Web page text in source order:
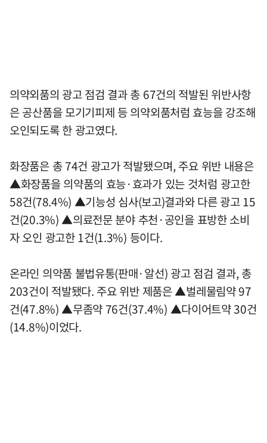
의약외품의 광고 점검 결과 총 67건의 적발된 위반사항
은 공산품을 모기기피제 등 의약외품처럼 효능을 강조해
오인되도록 한 광고였다.
화장품은 총 74건 광고가 적발됐으며, 주요 위반 내용은
▲화장품을 의약품의 효능·효과가 있는 것처럼 광고한
58건(78.4%) ▲기능성 심사(보고)결과와 다른 광고 15
건(20.3%) ▲의료전문 분야 추천·공인을 표방한 소비
자 오인 광고한 1건(1.3%) 등이다.
온라인 의약품 불법유통(판매·알선) 광고 점검 결과, 총
203건이 적발됐다. 주요 위반 제품은 ▲벌레물림약 97
건(47.8%) ▲무좀약 76건(37.4%) ▲다이어트약 30건
(14.8%)이었다.